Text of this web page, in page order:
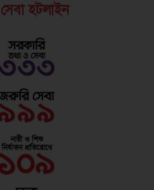
হটলাইন